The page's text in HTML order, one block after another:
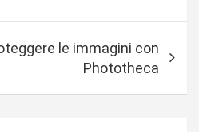
le immagini con
Phototheca